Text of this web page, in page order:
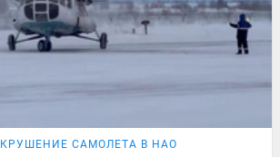
КРУШЕНИЕ САМОЛЕТА В НАО